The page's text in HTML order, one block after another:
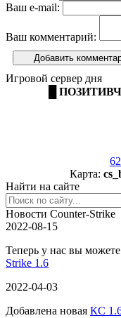
Ваш e-mail:
Ваш комментарий:
Добавить
Игровой сервер дня
█
Карта:
Найти на сайте
Новости Counter-Strike
2022-08-15
Теперь у нас вы
Strike 1.6
2022-04-03
Добавлена новая КС